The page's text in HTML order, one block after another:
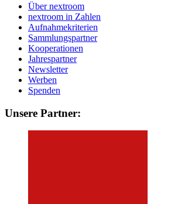
Über nextroom
nextroom in Zahlen
Aufnahmekriterien
Sammlungspartner
Kooperationen
Jahrespartner
Newsletter
Werben
Spenden
Unsere Partner: